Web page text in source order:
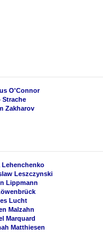
O'Connor
Strache
Zakharov
Lehenchenko
Leszczynski
Lippmann
Lucht
Malzahn
Marquard
Matthiesen